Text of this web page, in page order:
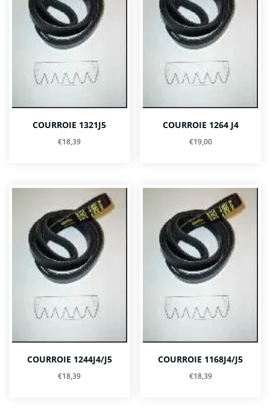
COURROIE 1321J5
€18,39
COURROIE 1264 J4
€19,00
COURROIE 1244J4/J5
€18,39
COURROIE 1168J4/J5
€18,39